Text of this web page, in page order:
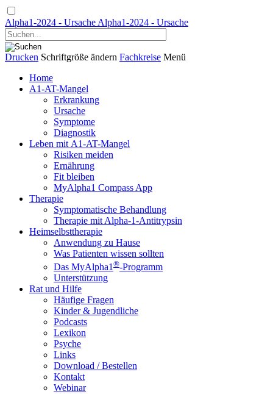
Alpha1-2024 - Ursache Alpha1-2024 - Ursache
Drucken Schriftgröße ändern Fachkreise Menü
Home
A1-AT-Mangel
Erkrankung
Ursache
Symptome
Diagnostik
Leben mit A1-AT-Mangel
Risiken meiden
Ernährung
Fit bleiben
MyAlpha1 Compass App
Therapie
Symptomatische Behandlung
Therapie mit Alpha-1-Antitrypsin
Heimselbsttherapie
Anwendung zu Hause
Was Patienten wissen sollten
Das MyAlpha1 ®-Programm
Unterstützung
Rat und Hilfe
Häufige Fragen
Kinder & Jugendliche
Podcasts
Lexikon
Psyche
Links
Download / Bestellen
Kontakt
Webinar